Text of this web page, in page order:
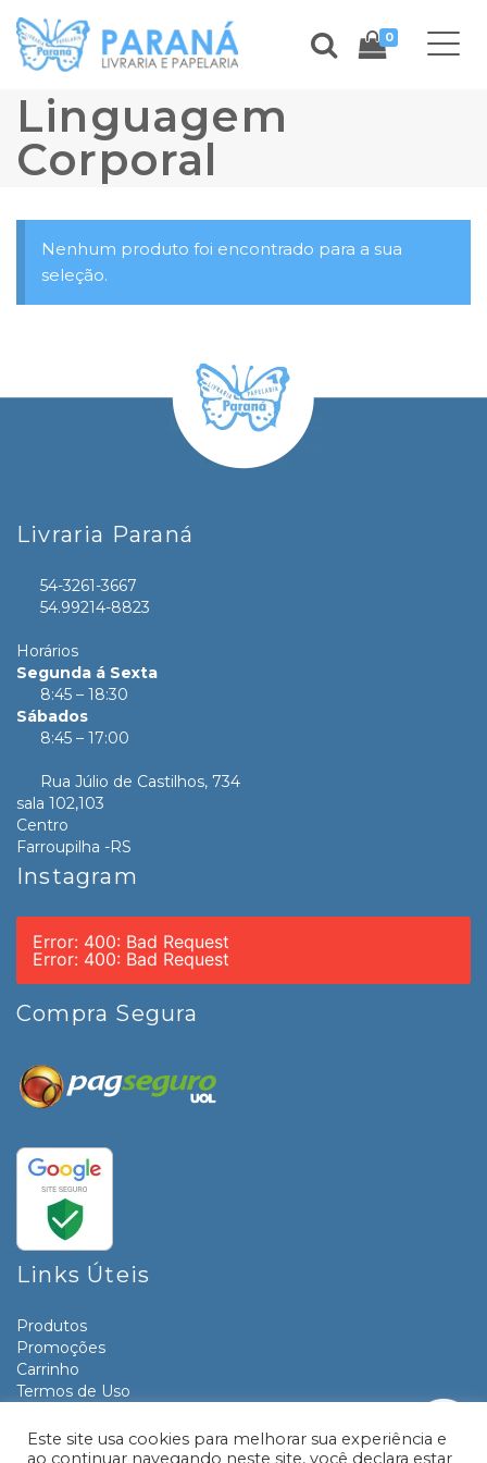
0
Linguagem
Corporal
Nenhum produto foi encontrado para a sua
seleção.
Livraria Paraná
54-3261-3667
54.99214-8823
Horários
Segunda á Sexta
8:45 – 18:30
Sábados
8:45 – 17:00
Rua Júlio de Castilhos, 734
sala 102,103
Centro
Farroupilha -RS
Instagram
Error: 400: Bad Request
Error: 400: Bad Request
Compra Segura
Links Úteis
Produtos
Promoções
Carrinho
Termos de Uso
Contato
Este site usa cookies para melhorar sua experiência e
ao continuar navegando neste site, você declara estar